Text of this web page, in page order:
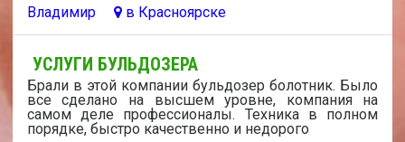
Владимир
в Красноярске
УСЛУГИ БУЛЬДОЗЕРА
Брали в этой компании бульдозер болотник. Было
все сделано на высшем уровне, компания на
самом деле профессионалы. Техника в полном
порядке, быстро качественно и недорого